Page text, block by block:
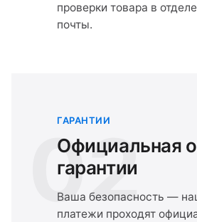
проверки товара в
почты.
02
ГАРАНТИИ
Официальная
гарантии
Ваша безопасность —
платежи проходят